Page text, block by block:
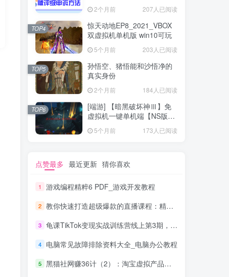
2个月前 207人已阅读
惊天动地EP8_2021_VBOX
双虚拟机单机版 win10可玩
5个月前 203人已阅读
TOP4
孙悟空、猪悟能和沙悟净的
真实身份
2个月前 184人已阅读
TOP5
[端游] 【暗黑破坏神Ⅲ】免
虚拟机一键单机端【NS版
5个月前 173人已阅读
TOP6
点赞最多 最近更新 猜你喜欢
1 游戏编程精粹6 PDF_游戏开发教程
2 教你快速打造超级爆款的直播课程：精炼干货的4S玩法（视频干货）
3 龟课TikTok变现实战训练营线上第3期，轻松月入10000+
4 电脑常见故障排除资料大全_电脑办公教程
5 黑猫社网赚36计（2）：淘宝虚拟产品赚钱项目